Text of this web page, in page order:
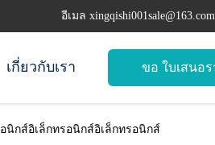
อีเมล xingqishi001sale@163.com
เกี่ยวกับเรา ขอ ใบเสนอ
นิกส์อิเล็กทรอนิกส์อิเล็กทรอนิกส์